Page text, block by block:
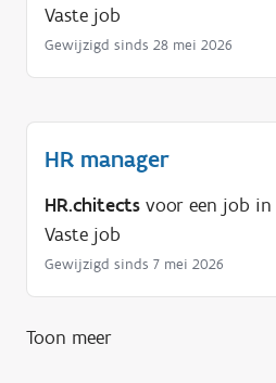
Vaste job
Gewijzigd sinds 28 mei 2026
HR manager
HR.chitects voor een job in
Vaste job
Gewijzigd sinds 7 mei 2026
Toon meer